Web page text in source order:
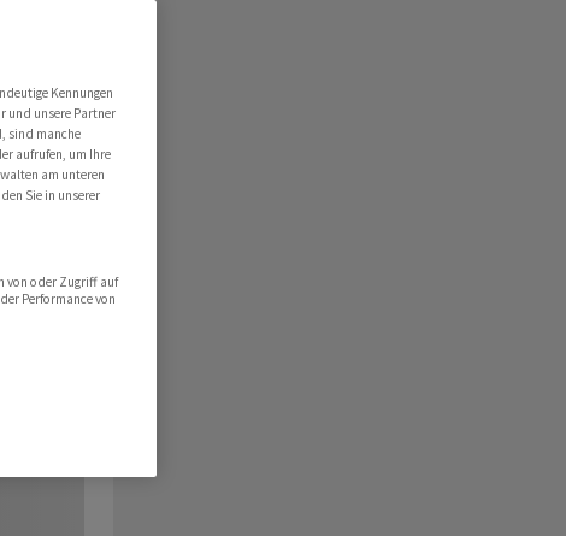
Kennungen
und unsere Partner
sind manche
aufrufen, um Ihre
am unteren
Sie in unserer
von oder Zugriff auf
Performance von